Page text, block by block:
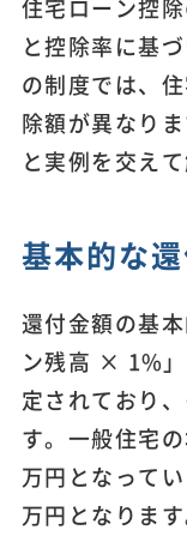
住宅ローン控
と控除率に基
の制度では、
除額が異なり
と実例を交えて
基本的な
還付金額の基
ン残高 × 1%
定されており
す。一般住宅
万円となって
万円となります